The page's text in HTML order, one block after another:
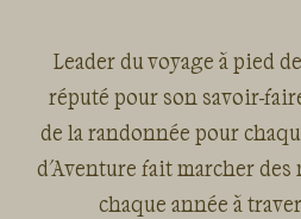
Leader du voyage à pied
réputé pour son savoir-
de la randonnée pour
d'Aventure fait marcher
chaque année à